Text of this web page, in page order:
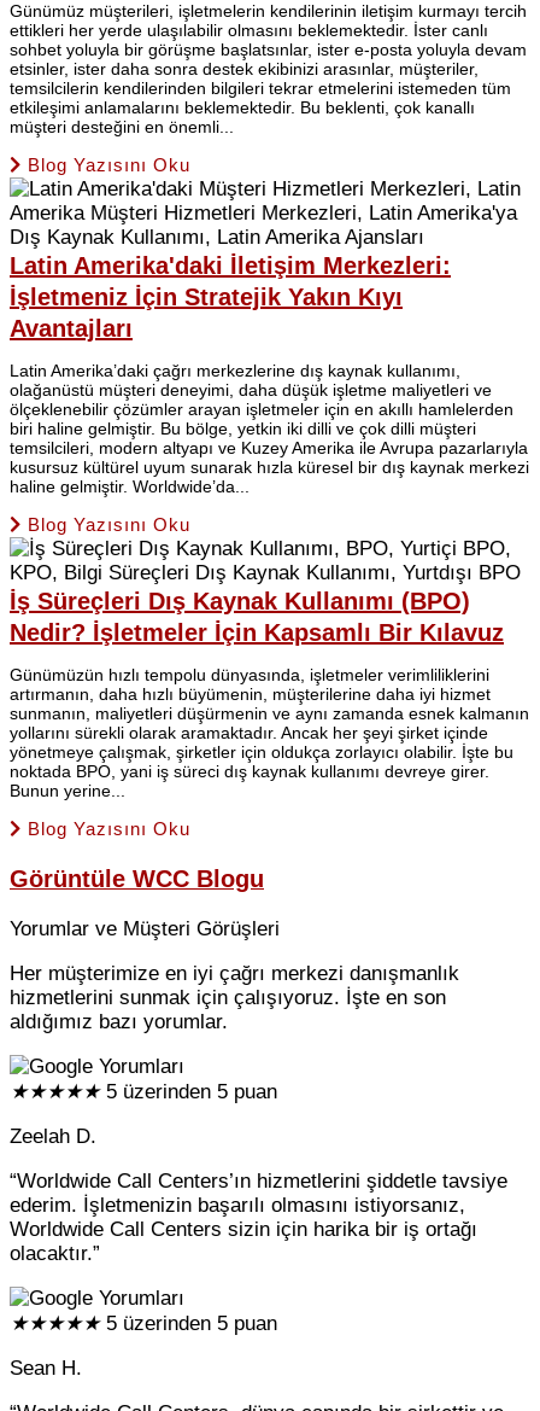
Günümüz müşterileri, işletmelerin kendilerinin iletişim kurmayı tercih
ettikleri her yerde ulaşılabilir olmasını beklemektedir. İster canlı
sohbet yoluyla bir görüşme başlatsınlar, ister e-posta yoluyla devam
etsinler, ister daha sonra destek ekibinizi arasınlar, müşteriler,
temsilcilerin kendilerinden bilgileri tekrar etmelerini istemeden tüm
etkileşimi anlamalarını beklemektedir. Bu beklenti, çok kanallı
müşteri desteğini en önemli...
Blog Yazısını Oku
Latin Amerika'daki İletişim Merkezleri:
İşletmeniz İçin Stratejik Yakın Kıyı
Avantajları
Latin Amerika’daki çağrı merkezlerine dış kaynak kullanımı,
olağanüstü müşteri deneyimi, daha düşük işletme maliyetleri ve
ölçeklenebilir çözümler arayan işletmeler için en akıllı hamlelerden
biri haline gelmiştir. Bu bölge, yetkin iki dilli ve çok dilli müşteri
temsilcileri, modern altyapı ve Kuzey Amerika ile Avrupa pazarlarıyla
kusursuz kültürel uyum sunarak hızla küresel bir dış kaynak merkezi
haline gelmiştir. Worldwide’da...
Blog Yazısını Oku
İş Süreçleri Dış Kaynak Kullanımı (BPO)
Nedir? İşletmeler İçin Kapsamlı Bir Kılavuz
Günümüzün hızlı tempolu dünyasında, işletmeler verimliliklerini
artırmanın, daha hızlı büyümenin, müşterilerine daha iyi hizmet
sunmanın, maliyetleri düşürmenin ve aynı zamanda esnek kalmanın
yollarını sürekli olarak aramaktadır. Ancak her şeyi şirket içinde
yönetmeye çalışmak, şirketler için oldukça zorlayıcı olabilir. İşte bu
noktada BPO, yani iş süreci dış kaynak kullanımı devreye girer.
Bunun yerine...
Blog Yazısını Oku
Görüntüle WCC Blogu
Yorumlar ve Müşteri Görüşleri
Her müşterimize en iyi çağrı merkezi danışmanlık
hizmetlerini sunmak için çalışıyoruz. İşte en son
aldığımız bazı yorumlar.
★★★★★ 5 üzerinden 5 puan
Zeelah D.
“Worldwide Call Centers’ın hizmetlerini şiddetle tavsiye
ederim. İşletmenizin başarılı olmasını istiyorsanız,
Worldwide Call Centers sizin için harika bir iş ortağı
olacaktır.”
★★★★★ 5 üzerinden 5 puan
Sean H.